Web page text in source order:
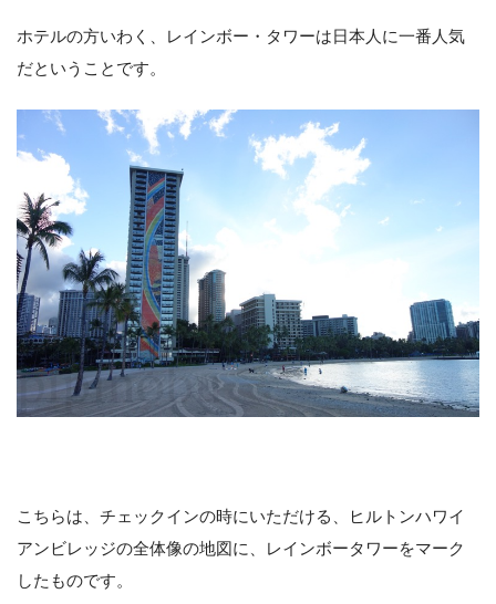
ホテルの方いわく、レインボー・タワーは日本人に一番人気
だということです。
こちらは、チェックインの時にいただける、ヒルトンハワイ
アンビレッジの全体像の地図に、レインボータワーをマーク
したものです。